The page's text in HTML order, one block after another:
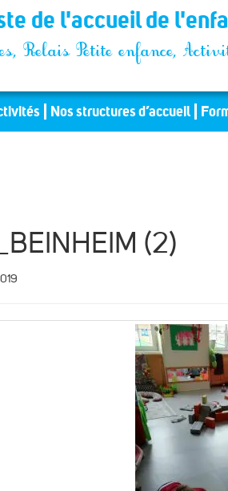
de l'accueil de
Relais Petite enfance,
Nos structures d’accueil
(2)